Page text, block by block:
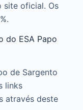
site oficial. Os
do ESA Papo
de Sargento
links
através deste